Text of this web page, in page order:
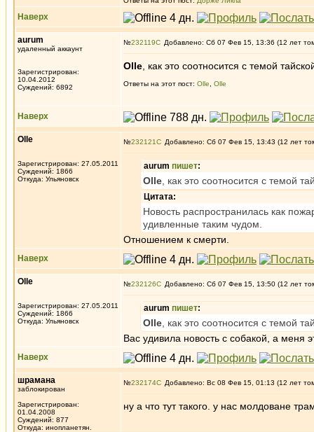
Наверх
aurum
удаленный аккаунт
Зарегистрирован:
10.04.2012
Суждений: 6892
№232119 Добавлено: Сб 07 Фев 15, 13:36 (12 лет
Olle , как это соотносится с темой
Ответы на этот пост: Olle Olle
Наверх
Olle
Зарегистрирован: 27.05.2011
Суждений: 1866
Откуда: Ульяновск
№232121 Добавлено: Сб 07 Фев 15, 13:43 (12 лет
aurum пишет:
Olle , как это соотносится с темой
Цитата:
Новость распространилась как
удивленные таким чудом.
Отношением к смерти.
Наверх
Olle
Зарегистрирован: 27.05.2011
Суждений: 1866
Откуда: Ульяновск
№232126 Добавлено: Сб 07 Фев 15, 13:50 (12 лет
aurum пишет:
Olle , как это соотносится с темой
Вас удивила новость с собакой, а меня
Наверх
шрамана
заблокирован
Зарегистрирован:
01.04.2008
Суждений: 877
Откуда: инопланетян.
№232174 Добавлено: Вс 08 Фев 15, 01:13 (12 лет
ну а что тут такого. у нас молдоване